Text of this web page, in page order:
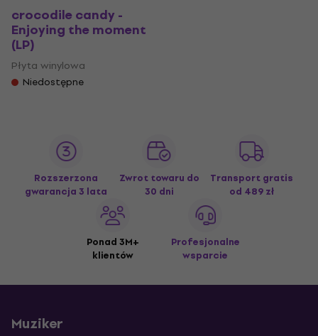
crocodile candy -
Enjoying the moment
(LP)
Płyta winylowa
Niedostępne
Rozszerzona
gwarancja 3 lata
Zwrot towaru do
30 dni
Transport gratis
od 489 zł
Ponad 3M+
klientów
Profesjonalne
wsparcie
Muziker